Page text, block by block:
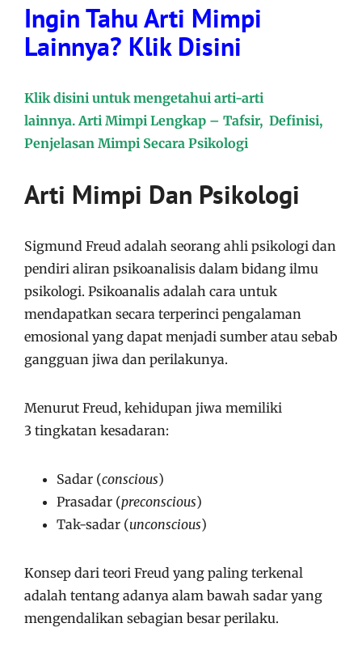
Ingin Tahu Arti Mimpi
Lainnya? Klik Disini
Klik disini untuk mengetahui arti-arti
lainnya. Arti Mimpi Lengkap – Tafsir, Definisi,
Penjelasan Mimpi Secara Psikologi
Arti Mimpi Dan Psikologi
Sigmund Freud adalah seorang ahli psikologi dan
pendiri aliran psikoanalisis dalam bidang ilmu
psikologi. Psikoanalis adalah cara untuk
mendapatkan secara terperinci pengalaman
emosional yang dapat menjadi sumber atau sebab
gangguan jiwa dan perilakunya.
Menurut Freud, kehidupan jiwa memiliki
3 tingkatan kesadaran:
Sadar (conscious)
Prasadar (preconscious)
Tak-sadar (unconscious)
Konsep dari teori Freud yang paling terkenal
adalah tentang adanya alam bawah sadar yang
mengendalikan sebagian besar perilaku.